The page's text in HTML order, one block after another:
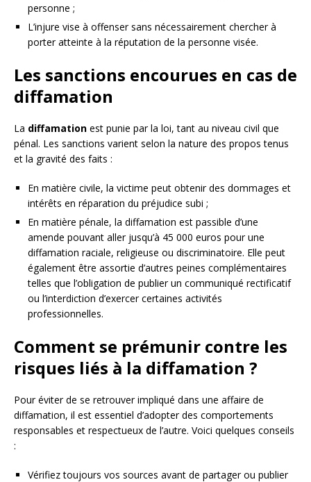
personne ;
L’injure vise à offenser sans nécessairement chercher à
porter atteinte à la réputation de la personne visée.
Les sanctions encourues en cas de
diffamation
La diffamation est punie par la loi, tant au niveau civil que
pénal. Les sanctions varient selon la nature des propos tenus
et la gravité des faits :
En matière civile, la victime peut obtenir des dommages et
intérêts en réparation du préjudice subi ;
En matière pénale, la diffamation est passible d’une
amende pouvant aller jusqu’à 45 000 euros pour une
diffamation raciale, religieuse ou discriminatoire. Elle peut
également être assortie d’autres peines complémentaires
telles que l’obligation de publier un communiqué rectificatif
ou l’interdiction d’exercer certaines activités
professionnelles.
Comment se prémunir contre les
risques liés à la diffamation ?
Pour éviter de se retrouver impliqué dans une affaire de
diffamation, il est essentiel d’adopter des comportements
responsables et respectueux de l’autre. Voici quelques conseils
:
Vérifiez toujours vos sources avant de partager ou publier